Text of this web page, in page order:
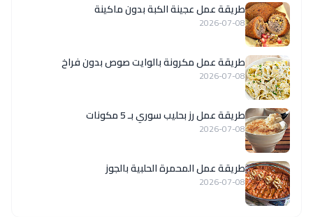
طريقة عمل عجينة الكبة بدون ماكينة
2026-07-08
طريقة عمل مكرونة بالوايت صوص بدون فراخ
2026-07-08
طريقة عمل رز بحليب سوري بـ 5 مكونات
2026-07-08
طريقة عمل المحمرة الحلبية بالجوز
2026-07-08